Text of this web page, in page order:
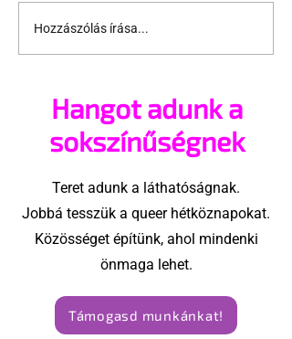
Amszterdami
szerelmes pillanatok
Hozzászólás írása...
Hangot adunk a
sokszínűségnek
Teret adunk a láthatóságnak.
Jobbá tesszük a queer hétköznapokat.
Közösséget építünk, ahol mindenki
önmaga lehet.
Támogasd munkánkat!